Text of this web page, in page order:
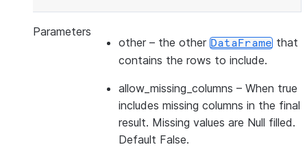
Parameters
other – the other DataFrame that
contains the rows to include.
allow_missing_columns – When true
includes missing columns in the final
result. Missing values are Null filled.
Default False.